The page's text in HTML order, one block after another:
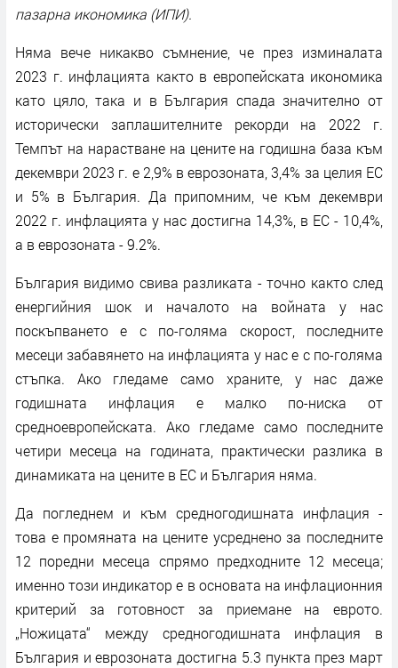
пазарна икономика (ИПИ).
Няма вече никакво съмнение, че през изминалата
2023 г. инфлацията както в европейската икономика
като цяло, така и в България спада значително от
исторически заплашителните рекорди на 2022 г.
Темпът на нарастване на цените на годишна база към
декември 2023 г. е 2,9% в еврозоната, 3,4% за целия ЕС
и 5% в България. Да припомним, че към декември
2022 г. инфлацията у нас достигна 14,3%, в ЕС - 10,4%,
а в еврозоната - 9.2%.
България видимо свива разликата - точно както след
енергийния шок и началото на войната у нас
поскъпването е с по-голяма скорост, последните
месеци забавянето на инфлацията у нас е с по-голяма
стъпка. Ако гледаме само храните, у нас даже
годишната инфлация е малко по-ниска от
средноевропейската. Ако гледаме само последните
четири месеца на годината, практически разлика в
динамиката на цените в ЕС и България няма.
Да погледнем и към средногодишната инфлация -
това е промяната на цените усреднено за последните
12 поредни месеца спрямо предходните 12 месеца;
именно този индикатор е в основата на инфлационния
критерий за готовност за приемане на еврото.
„Ножицата“ между средногодишната инфлация в
България и еврозоната достигна 5.3 пункта през март